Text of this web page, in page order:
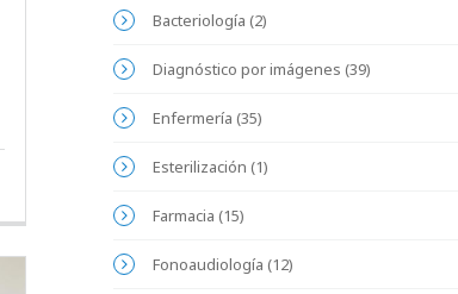
Bacteriología (2)
Diagnóstico por imágenes (39)
Enfermería (35)
Esterilización (1)
Farmacia (15)
Fonoaudiología (12)